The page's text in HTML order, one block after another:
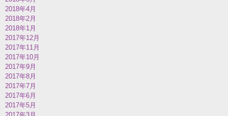
2018年4月
2018年2月
2018年1月
2017年12月
2017年11月
2017年10月
2017年9月
2017年8月
2017年7月
2017年6月
2017年5月